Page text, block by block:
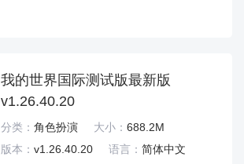
我的世界国际测试版最新版
v1.26.40.20
分类： 角色扮演 大小： 688.2M
版本： v1.26.40.20 语言： 简体中文